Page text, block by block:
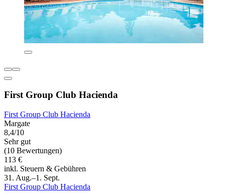
First Group Club Hacienda
First Group Club Hacienda
Margate
8,4/10
Sehr gut
(10 Bewertungen)
113 €
inkl. Steuern & Gebühren
31. Aug.–1. Sept.
First Group Club Hacienda